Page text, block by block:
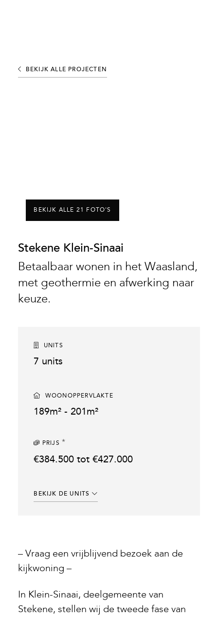
BEKIJK ALLE PROJECTEN
Stekene Klein-Sinaai
Betaalbaar wonen in het Waasland,
met geothermie en afwerking naar
keuze.
BEKIJK ALLE 21 FOTO'S
UNITS
7 units
WOONOPPERVLAKTE
189m² - 201m²
PRIJS *
€384.500 tot €427.000
BEKIJK DE UNITS
– Vraag een vrijblijvend bezoek aan de
kijkwoning –
In Klein-Sinaai, deelgemeente van
Stekene, stellen wij de tweede fase van